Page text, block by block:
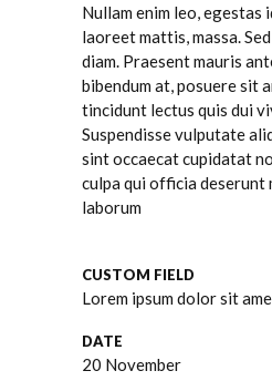
Nullam enim leo, egestas
laoreet mattis, massa.
diam. Praesent mauris
bibendum at, posuere sit
tincidunt lectus quis dui
Suspendisse vulputate
sint occaecat cupidatat
culpa qui officia deserunt
laborum
CUSTOM FIELD
Lorem ipsum dolor sit
DATE
20 November